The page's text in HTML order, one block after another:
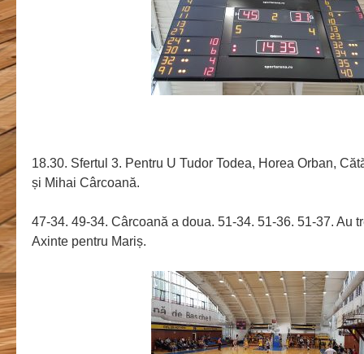
18.30. Sfertul 3. Pentru U Tudor Todea, Horea Orban,
și Mihai Cârcoană.
47-34. 49-34. Cârcoană a doua. 51-34. 51-36. 51-37. Au
Axinte pentru Mariș.